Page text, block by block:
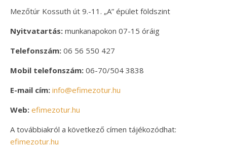
Mezőtúr Kossuth út 9.-11. „A” épület földszint
Nyitvatartás: munkanapokon 07-15 óráig
Telefonszám: 06 56 550 427
Mobil telefonszám: 06-70/504 3838
E-mail cím: info@efimezotur.hu
Web: efimezotur.hu
A továbbiakról a következő címen tájékozódhat:
efimezotur.hu